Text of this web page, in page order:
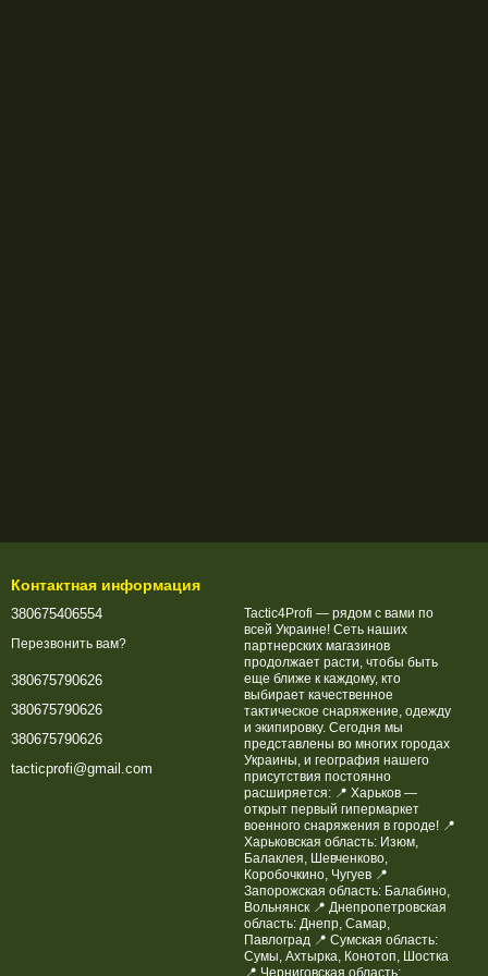
Контактная информация
380675406554
Перезвонить вам?
380675790626
380675790626
380675790626
tacticprofi@gmail.com
Tactic4Profi — рядом с вами по
всей Украине! Сеть наших
партнерских магазинов
продолжает расти, чтобы быть
еще ближе к каждому, кто
выбирает качественное
тактическое снаряжение, одежду
и экипировку. Сегодня мы
представлены во многих городах
Украины, и география нашего
присутствия постоянно
расширяется: 📍 Харьков —
открыт первый гипермаркет
военного снаряжения в городе! 📍
Харьковская область: Изюм,
Балаклея, Шевченково,
Коробочкино, Чугуев 📍
Запорожская область: Балабино,
Вольнянск 📍 Днепропетровская
область: Днепр, Самар,
Павлоград 📍 Сумская область:
Сумы, Ахтырка, Конотоп, Шостка